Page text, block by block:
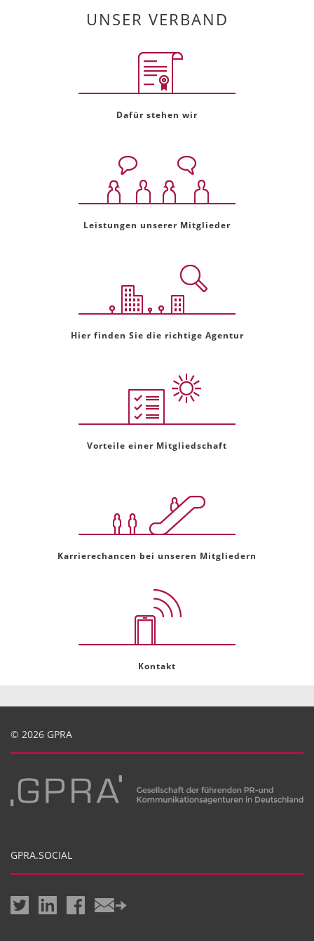
UNSER VERBAND
Dafür stehen wir
Leistungen unserer Mitglieder
Hier finden Sie die richtige Agentur
Vorteile einer Mitgliedschaft
Karrierechancen bei unseren Mitgliedern
Kontakt
© 2026 GPRA
GPRA.SOCIAL